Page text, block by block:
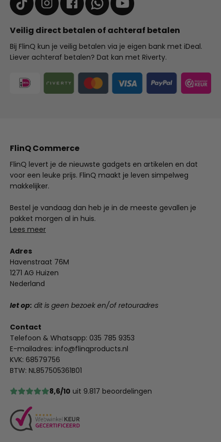
Veilig direct betalen of achteraf betalen
Bij FlinQ kun je veilig betalen via je eigen bank met iDeal.
Liever achteraf betalen? Dat kan met Riverty.
FlinQ Commerce
FlinQ levert je de nieuwste gadgets en artikelen en dat
voor een leuke prijs. FlinQ maakt je leven simpelweg
makkelijker.
Bestel je vandaag dan heb je in de meeste gevallen je
pakket morgen al in huis.
Lees meer
Adres
Havenstraat 76M
1271 AG Huizen
Nederland
let op: dit is geen bezoek en/of retouradres
Contact
Telefoon & Whatsapp: 035 785 9353
E-mailadres: info@flinqproducts.nl
KVK: 68579756
BTW: NL857505361B01
8,6/10 uit 9.817 beoordelingen